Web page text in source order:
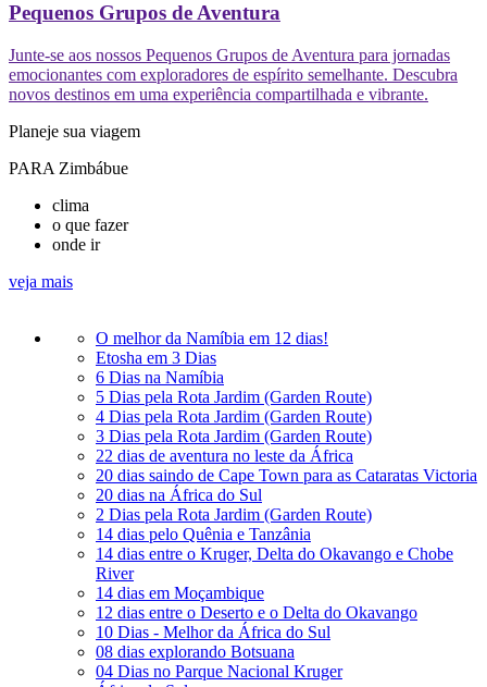
Pequenos Grupos de Aventura
Junte-se aos nossos Pequenos Grupos de Aventura para jornadas
emocionantes com exploradores de espírito semelhante. Descubra
novos destinos em uma experiência compartilhada e vibrante.
Planeje sua viagem
PARA Zimbábue
clima
o que fazer
onde ir
veja mais
O melhor da Namíbia em 12 dias!
Etosha em 3 Dias
6 Dias na Namíbia
5 Dias pela Rota Jardim (Garden Route)
4 Dias pela Rota Jardim (Garden Route)
3 Dias pela Rota Jardim (Garden Route)
22 dias de aventura no leste da África
20 dias saindo de Cape Town para as Cataratas Victoria
20 dias na África do Sul
2 Dias pela Rota Jardim (Garden Route)
14 dias pelo Quênia e Tanzânia
14 dias entre o Kruger, Delta do Okavango e Chobe
River
14 dias em Moçambique
12 dias entre o Deserto e o Delta do Okavango
10 Dias - Melhor da África do Sul
08 dias explorando Botsuana
04 Dias no Parque Nacional Kruger